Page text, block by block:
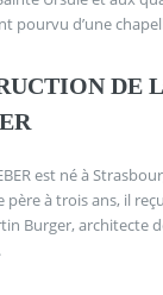
pourvu d’une
DE
est né à
père à trois ans, il
Burger, architecte